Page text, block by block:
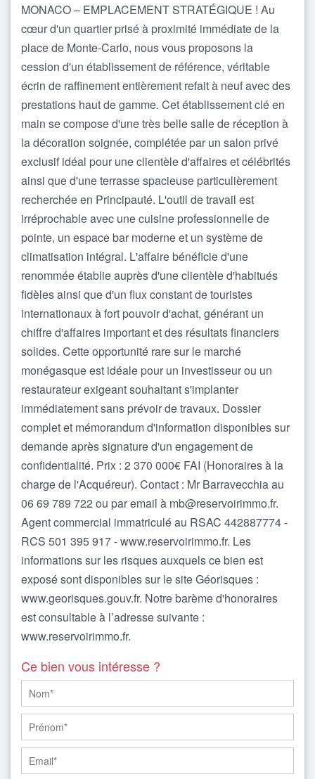
MONACO – EMPLACEMENT STRATÉGIQUE ! Au
cœur d'un quartier prisé à proximité immédiate de la
place de Monte-Carlo, nous vous proposons la
cession d'un établissement de référence, véritable
écrin de raffinement entièrement refait à neuf avec des
prestations haut de gamme. Cet établissement clé en
main se compose d'une très belle salle de réception à
la décoration soignée, complétée par un salon privé
exclusif idéal pour une clientèle d'affaires et célébrités
ainsi que d'une terrasse spacieuse particulièrement
recherchée en Principauté. L'outil de travail est
irréprochable avec une cuisine professionnelle de
pointe, un espace bar moderne et un système de
climatisation intégral. L'affaire bénéficie d'une
renommée établie auprès d'une clientèle d'habitués
fidèles ainsi que d'un flux constant de touristes
internationaux à fort pouvoir d'achat, générant un
chiffre d'affaires important et des résultats financiers
solides. Cette opportunité rare sur le marché
monégasque est idéale pour un investisseur ou un
restaurateur exigeant souhaitant s'implanter
immédiatement sans prévoir de travaux. Dossier
complet et mémorandum d'information disponibles sur
demande après signature d'un engagement de
confidentialité. Prix : 2 370 000€ FAI (Honoraires à la
charge de l'Acquéreur). Contact : Mr Barravecchia au
06 69 789 722 ou par email à mb@reservoirimmo.fr.
Agent commercial immatriculé au RSAC 442887774 -
RCS 501 395 917 - www.reservoirimmo.fr. Les
informations sur les risques auxquels ce bien est
exposé sont disponibles sur le site Géorisques :
www.georisques.gouv.fr. Notre barème d'honoraires
est consultable à l’adresse suivante :
www.reservoirimmo.fr.
Ce bien vous intéresse ?